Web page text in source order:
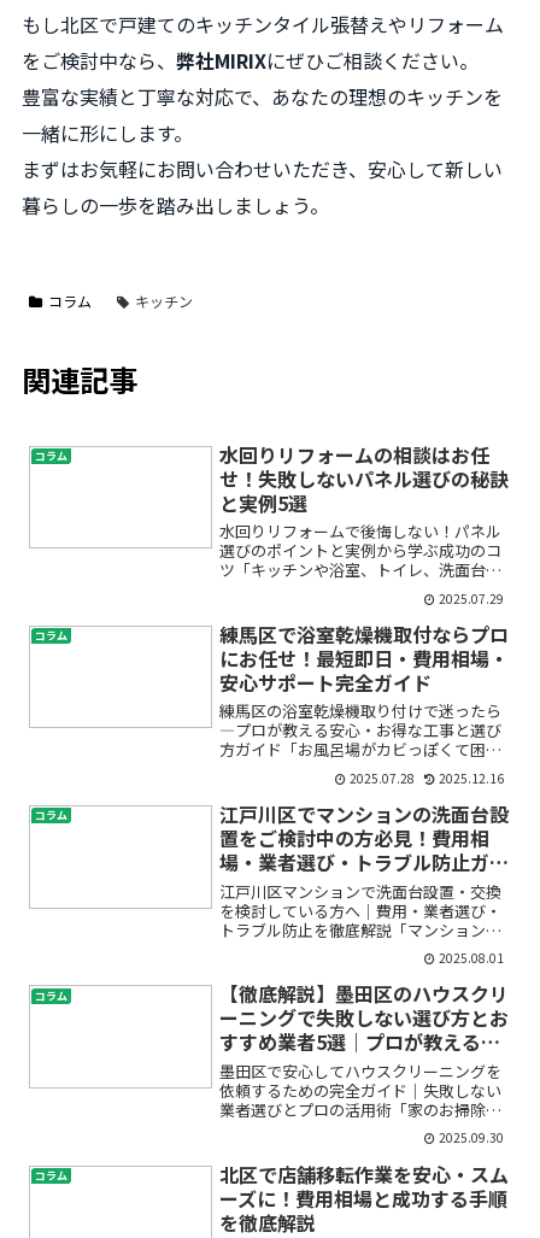
もし北区で戸建てのキッチンタイル張替えやリフォーム
をご検討中なら、 弊社MIRIXにぜひご相談ください。
豊富な実績と丁寧な対応で、あなたの理想のキッチンを
一緒に形にします。
まずはお気軽にお問い合わせいただき、安心して新しい
暮らしの一歩を踏み出しましょう。
コラム キッチン
関連記事
コラム
水回りリフォームの相談はお任
せ！失敗しないパネル選びの秘訣
と実例5選
水回りリフォームで後悔しない！パネル
選びのポイントと実例から学ぶ成功のコ
ツ「キッチンや浴室、トイレ、洗面台な
ど水回りをリフォームしたいけど、どん
なパネルを使えばいいの？」「費用や業
者選び、施工事例も知りたい！」――そんな
お悩みや疑問をお持ち...
2025.07.29
コラム
練馬区で浴室乾燥機取付ならプロ
にお任せ！最短即日・費用相場・
安心サポート完全ガイド
練馬区の浴室乾燥機取り付けで迷ったら
―プロが教える安心・お得な工事と選び
方ガイド「お風呂場がカビっぽくて困っ
ている」「浴室乾燥機をつけたいけど、
費用や工事が心配」「どこに頼んだら安
全でお得？」――そんな悩みをお持ちではあ
りませんか？この記事...
2025.07.28 2025.12.16
コラム
江戸川区でマンションの洗面台設
置をご検討中の方必見！費用相
場・業者選び・トラブル防止ガイ
ド
江戸川区マンションで洗面台設置・交換
を検討している方へ｜費用・業者選び・
トラブル防止を徹底解説「マンションの
洗面台を新しくしたいけれど、費用はど
れくらい？」「業者選びで失敗しないた
めには？」「賃貸でも洗面台は交換でき
るの？」——はじめて洗面...
2025.08.01
コラム
【徹底解説】墨田区のハウスクリ
ーニングで失敗しない選び方とお
すすめ業者5選｜プロが教えるお
得な活用術
墨田区で安心してハウスクリーニングを
依頼するための完全ガイド｜失敗しない
業者選びとプロの活用術「家のお掃除が
行き届かず、毎日モヤモヤしてしまう」
「ハウスクリーニング業者に頼みたいけ
ど、信頼できるところがわからない」
「費用や仕上がり、トラブル...
2025.09.30
コラム
北区で店舗移転作業を安心・スム
ーズに！費用相場と成功する手順
を徹底解説